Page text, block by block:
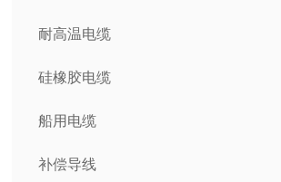
耐高温电缆
硅橡胶电缆
船用电缆
补偿导线